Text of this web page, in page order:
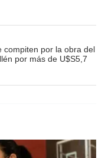
compiten por la obra del
por más de U$S5,7